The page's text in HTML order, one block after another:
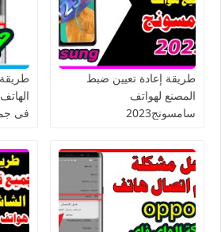
طريقة إعادة تعيين ضبط
المصنع لهواتف
سامسونج2023
فى